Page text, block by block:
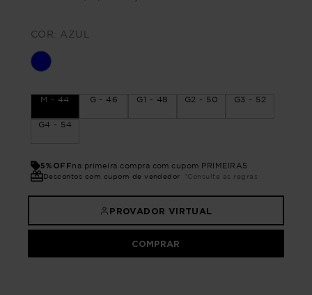
COR: AZUL
M - 44 G - 46 G1 - 48 G2 - 50 G3 - 52
G4 - 54
5%OFFna primeira compra com cupom PRIMEIRA5
Descontos com cupom de vendedor *Consulte as regras
PROVADOR VIRTUAL
COMPRAR